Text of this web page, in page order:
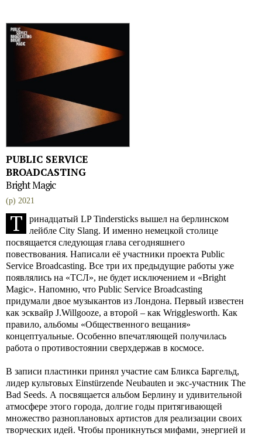
PUBLIC SERVICE
BROADCASTING
Bright Magic
(p) 2021
Т
ринадцатый LP Tindersticks вышел на берлинском
лейбле City Slang. И именно немецкой столице
посвящается следующая глава сегодняшнего
повествования. Написали её участники проекта Public
Service Broadcasting. Все три их предыдущие работы уже
появлялись на «ТСЛ», не будет исключением и «Bright
Magic». Напомню, что Public Service Broadcasting
придумали двое музыкантов из Лондона. Первый известен
как эсквайр J.Willgooze, а второй – как Wrigglesworth. Как
правило, альбомы «Общественного вещания»
концептуальные. Особенно впечатляющей получилась
работа о противостоянии сверхдержав в космосе.
В записи пластинки принял участие сам Бликса Баргельд,
лидер культовых Einstürzende Neubauten и экс-участник The
Bad Seeds. А посвящается альбом Берлину и удивительной
атмосфере этого города, долгие годы притягивающей
множество разноплановых артистов для реализации своих
творческих идей. Чтобы проникнуться мифами, энергией и